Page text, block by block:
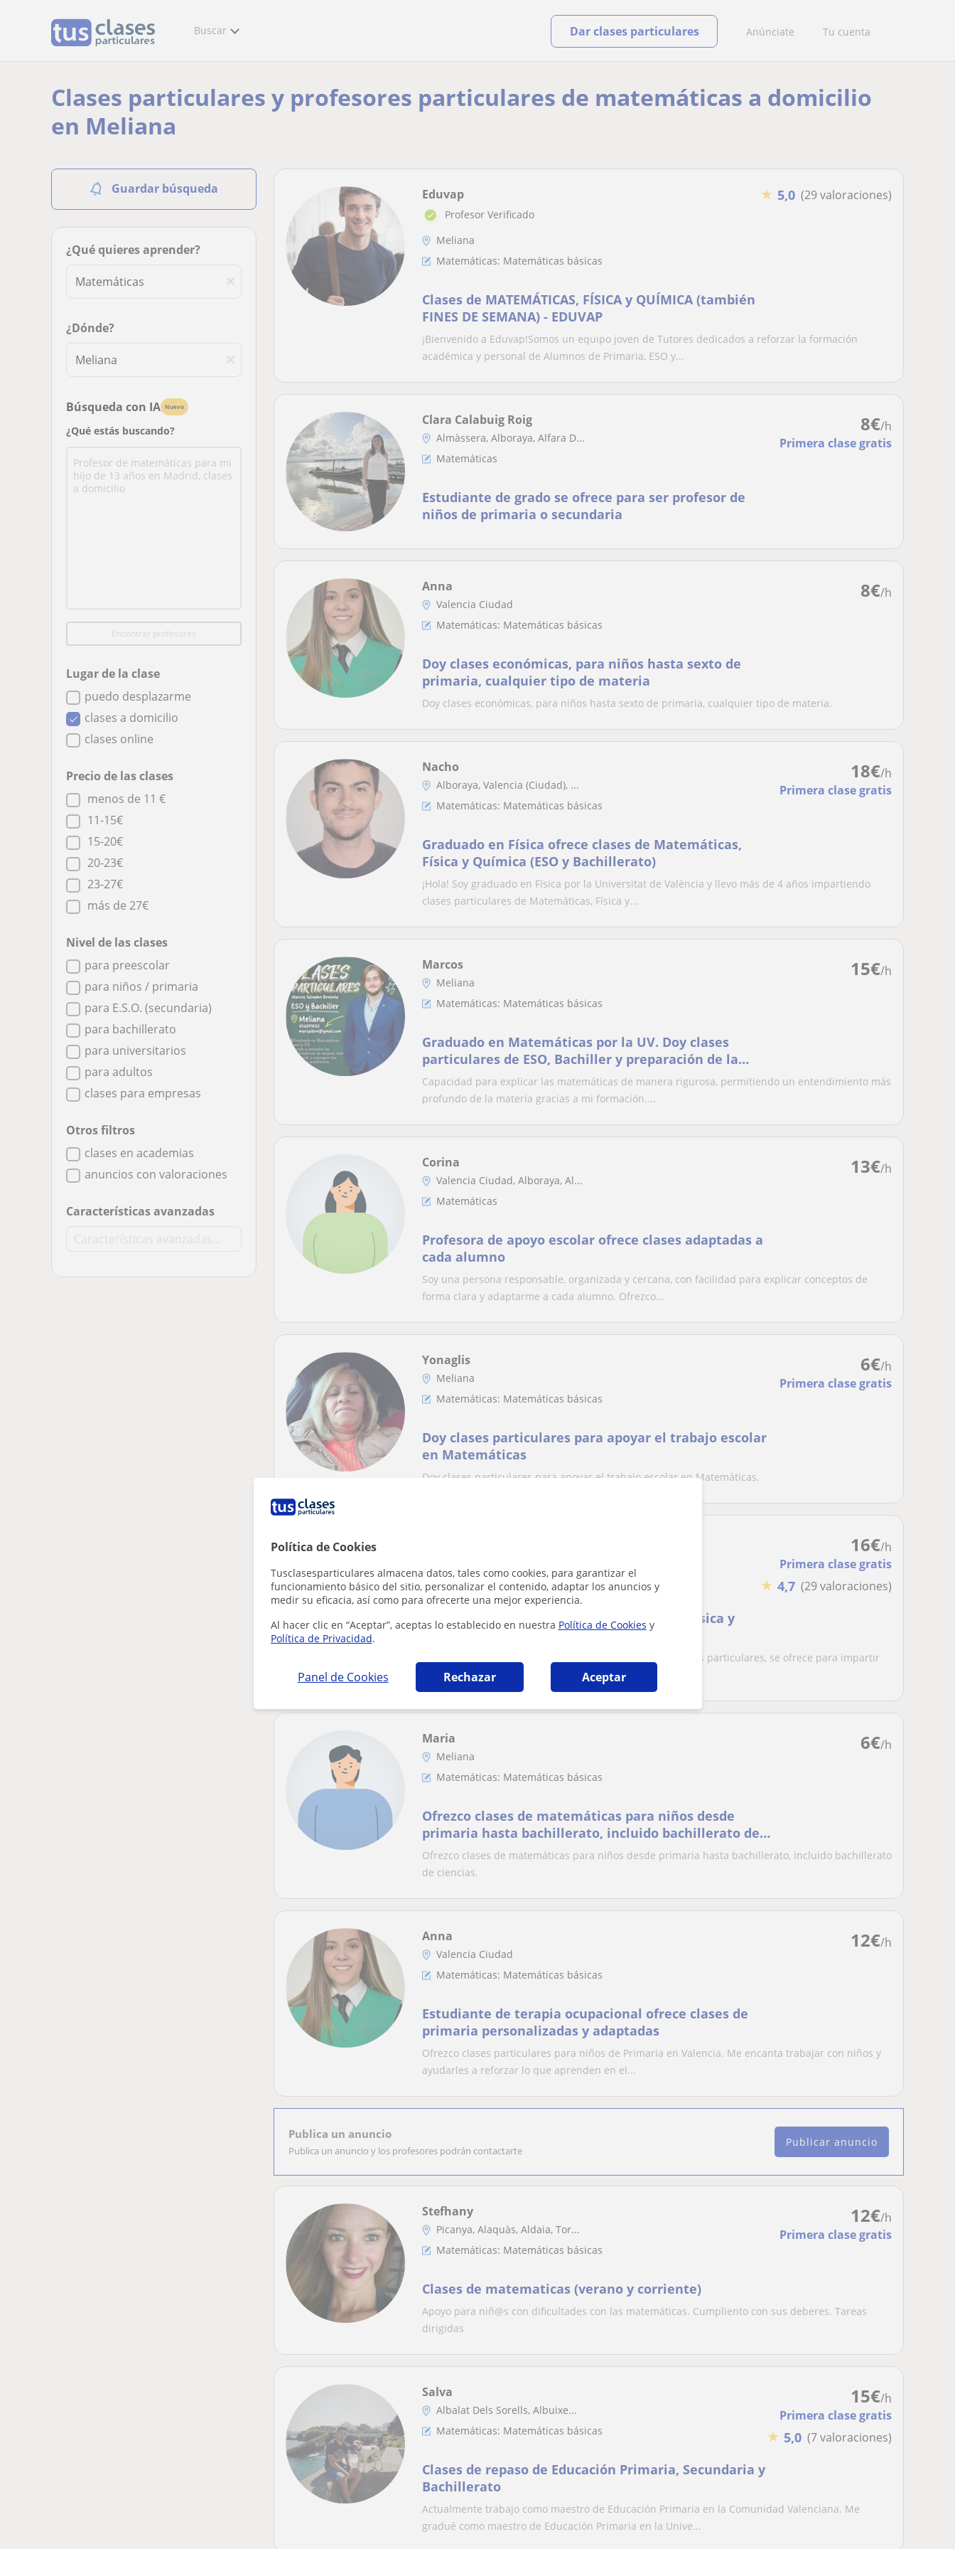
Política de Cookies
Tusclasesparticulares almacena datos, tales como cookies, para garantizar el
funcionamiento básico del sitio, personalizar el contenido, adaptar los anuncios y
medir su eficacia, así como para ofrecerte una mejor experiencia.
Al hacer clic en “Aceptar”, aceptas lo establecido en nuestra Política de Cookies y
Política de Privacidad.
Panel de Cookies Rechazar Aceptar
Buscar Anúnciate Tu cuenta
Dar clases particulares
Clases particulares y profesores particulares de matemáticas a domicilio
en Meliana
Guardar búsqueda
¿Qué quieres aprender?
¿Dónde?
Búsqueda con IA Nuevo
¿Qué estás buscando?
Encontrar profesores
Lugar de la clase
puedo desplazarme
clases a domicilio
clases online
Precio de las clases
menos de 11 €
11-15€
15-20€
20-23€
23-27€
más de 27€
Nivel de las clases
para preescolar
para niños / primaria
para E.S.O. (secundaria)
para bachillerato
para universitarios
para adultos
clases para empresas
Otros filtros
clases en academias
anuncios con valoraciones
Características avanzadas
★ 5,0 (29 valoraciones)
Eduvap
Profesor Verificado
Meliana
Matemáticas: Matemáticas básicas
Clases de MATEMÁTICAS, FÍSICA y QUÍMICA (también
FINES DE SEMANA) - EDUVAP
¡Bienvenido a Eduvap!Somos un equipo joven de Tutores dedicados a reforzar la formación
académica y personal de Alumnos de Primaria, ESO y...
8€/h
Primera clase gratis
Clara Calabuig Roig
Almàssera, Alboraya, Alfara D...
Matemáticas
Estudiante de grado se ofrece para ser profesor de
niños de primaria o secundaria
8€/h
Anna
Valencia Ciudad
Matemáticas: Matemáticas básicas
Doy clases económicas, para niños hasta sexto de
primaria, cualquier tipo de materia
Doy clases económicas, para niños hasta sexto de primaria, cualquier tipo de materia.
18€/h
Primera clase gratis
Nacho
Alboraya, Valencia (Ciudad), ...
Matemáticas: Matemáticas básicas
Graduado en Física ofrece clases de Matemáticas,
Física y Química (ESO y Bachillerato)
¡Hola! Soy graduado en Física por la Universitat de València y llevo más de 4 años impartiendo
clases particulares de Matemáticas, Física y...
15€/h
Marcos
Meliana
Matemáticas: Matemáticas básicas
Graduado en Matemáticas por la UV. Doy clases
particulares de ESO, Bachiller y preparación de la
selectividad.
Capacidad para explicar las matemáticas de manera rigurosa, permitiendo un entendimiento más
profundo de la materia gracias a mi formación....
13€/h
Corina
Valencia Ciudad, Alboraya, Al...
Matemáticas
Profesora de apoyo escolar ofrece clases adaptadas a
cada alumno
Soy una persona responsable, organizada y cercana, con facilidad para explicar conceptos de
forma clara y adaptarme a cada alumno. Ofrezco...
6€/h
Primera clase gratis
Yonaglis
Meliana
Matemáticas: Matemáticas básicas
Doy clases particulares para apoyar el trabajo escolar
en Matemáticas
Doy clases particulares para apoyar el trabajo escolar en Matemáticas.
16€/h
Primera clase gratis
★ 4,7 (29 valoraciones)
Matemáticas: Matemáticas básicas
Repaso ESO y Bachillerato. Matematicas, Física y
Química, Inglés y Lengua
Ingeniero de caminos con amplia experiencia dando clases particulares, se ofrece para impartir
clases particulares de matemáticas, física,...
6€/h
Maria
Meliana
Matemáticas: Matemáticas básicas
Ofrezco clases de matemáticas para niños desde
primaria hasta bachillerato, incluido bachillerato de
ciencias
Ofrezco clases de matemáticas para niños desde primaria hasta bachillerato, incluido bachillerato
de ciencias.
12€/h
Anna
Valencia Ciudad
Matemáticas: Matemáticas básicas
Estudiante de terapia ocupacional ofrece clases de
primaria personalizadas y adaptadas
Ofrezco clases particulares para niños de Primaria en Valencia. Me encanta trabajar con niños y
ayudarles a reforzar lo que aprenden en el...
Publica un anuncio
Publica un anuncio y los profesores podrán contactarte
Publicar anuncio
12€/h
Primera clase gratis
Stefhany
Picanya, Alaquàs, Aldaia, Tor...
Matemáticas: Matemáticas básicas
Clases de matematicas (verano y corriente)
Apoyo para niñ@s con dificultades con las matemáticas. Cumpliento con sus deberes. Tareas
dirigidas
15€/h
Primera clase gratis
★ 5,0 (7 valoraciones)
Salva
Albalat Dels Sorells, Albuixe...
Matemáticas: Matemáticas básicas
Clases de repaso de Educación Primaria, Secundaria y
Bachillerato
Actualmente trabajo como maestro de Educación Primaria en la Comunidad Valenciana. Me
gradué como maestro de Educación Primaria en la Unive...